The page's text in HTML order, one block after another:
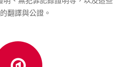
翻譯與公證。